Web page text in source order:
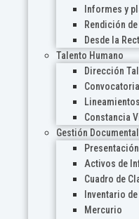
Informes y
Rendición
Desde la
Talento Humano
Dirección
Lineamientos
Constancia
Gestión Documental
Presentación
Activos de
Cuadro de
Inventario
Mercurio